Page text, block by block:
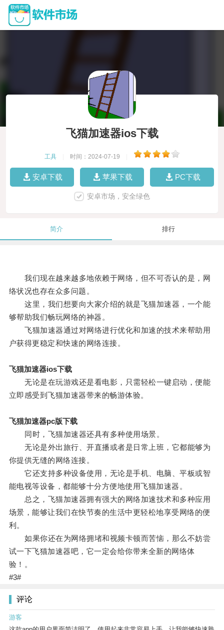
飞猫加速器ios下载
工具 时间：2024-07-19
安卓下载 苹果下载 PC下载
安卓市场，安全绿色
简介 排行
我们现在越来越多地依赖于网络，但不可否认的是，网
络状况也存在众多问题。
这里，我们想要向大家介绍的就是飞猫加速器，一个能
够帮助我们畅玩网络的神器。
飞猫加速器通过对网络进行优化和加速的技术来帮助用
户获得更稳定和快速的网络连接。
飞猫加速器ios下载
无论是在玩游戏还是看电影，只需轻松一键启动，便能
立即感受到飞猫加速器带来的畅游体验。
飞猫加速器pc版下载
同时，飞猫加速器还具有多种使用场景。
无论是外出旅行、开直播或者是日常上班，它都能够为
你提供无缝的网络连接。
它还支持多种设备使用，无论是手机、电脑、平板或智
能电视等设备，都能够十分方便地使用飞猫加速器。
总之，飞猫加速器拥有强大的网络加速技术和多种应用
场景，能够让我们在快节奏的生活中更轻松地享受网络的便
利。
如果你还在为网络拥堵和视频卡顿而苦恼，那么不妨尝
试一下飞猫加速器吧，它一定会给你带来全新的网络体
验！。
#3#
评论
游客